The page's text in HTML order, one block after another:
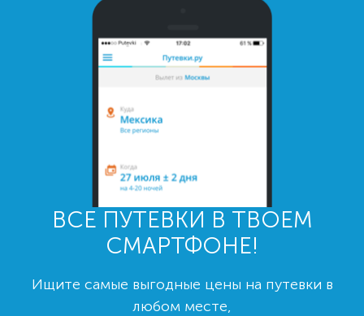
ВСЕ ПУТЕВКИ В ТВОЕМ
СМАРТФОНЕ!
Ищите самые выгодные цены на путевки в
любом месте,